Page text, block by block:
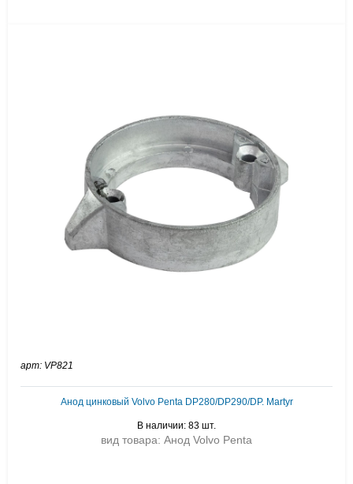
арт: VP821
Анод цинковый Volvo Penta DP280/DP290/DP. Martyr
В наличии: 83 шт.
вид товара: Анод Volvo Penta